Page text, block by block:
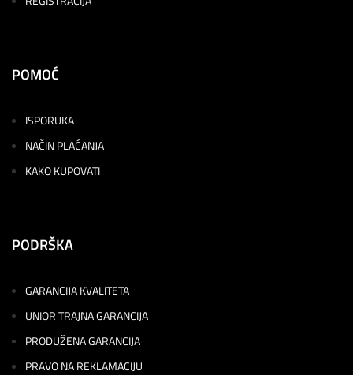
POMOĆ
ISPORUKA
NAČIN PLAĆANJA
KAKO KUPOVATI
PODRŠKA
GARANCIJA KVALITETA
UNIOR TRAJNA GARANCIJA
PRODUŽENA GARANCIJA
PRAVO NA REKLAMACIJU